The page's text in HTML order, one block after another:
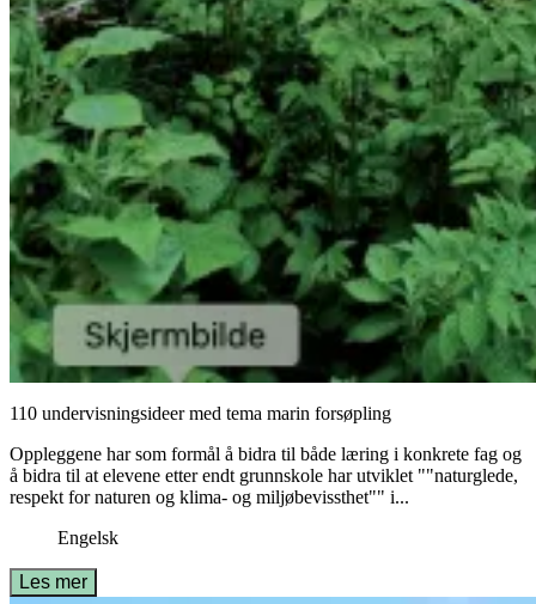
110 undervisningsideer med tema marin forsøpling
Oppleggene har som formål å bidra til både læring i konkrete fag og
å bidra til at elevene etter endt grunnskole har utviklet ""naturglede,
respekt for naturen og klima- og miljøbevissthet"" i...
Engelsk
Les mer